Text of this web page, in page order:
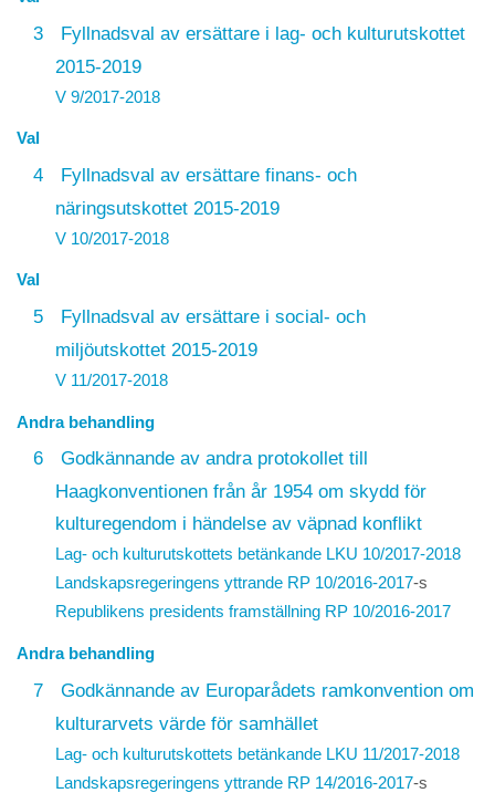
3
Fyllnadsval av ersättare i lag- och kulturutskottet
2015-2019
V 9/2017-2018
Val
4
Fyllnadsval av ersättare finans- och
näringsutskottet 2015-2019
V 10/2017-2018
Val
5
Fyllnadsval av ersättare i social- och
miljöutskottet 2015-2019
V 11/2017-2018
Andra behandling
6
Godkännande av andra protokollet till
Haagkonventionen från år 1954 om skydd för
kulturegendom i händelse av väpnad konflikt
Lag- och kulturutskottets betänkande LKU 10/2017-2018
Landskapsregeringens yttrande RP 10/2016-2017-s
Republikens presidents framställning RP 10/2016-2017
Andra behandling
7
Godkännande av Europarådets ramkonvention om
kulturarvets värde för samhället
Lag- och kulturutskottets betänkande LKU 11/2017-2018
Landskapsregeringens yttrande RP 14/2016-2017-s